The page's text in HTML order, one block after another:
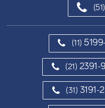
(51)
(11)
(21) 2391-
(31) 3191-